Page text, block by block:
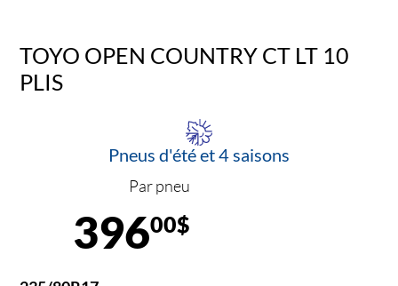
TOYO OPEN COUNTRY CT LT 10
PLIS
Pneus d'été et 4 saisons
Par pneu
39600$